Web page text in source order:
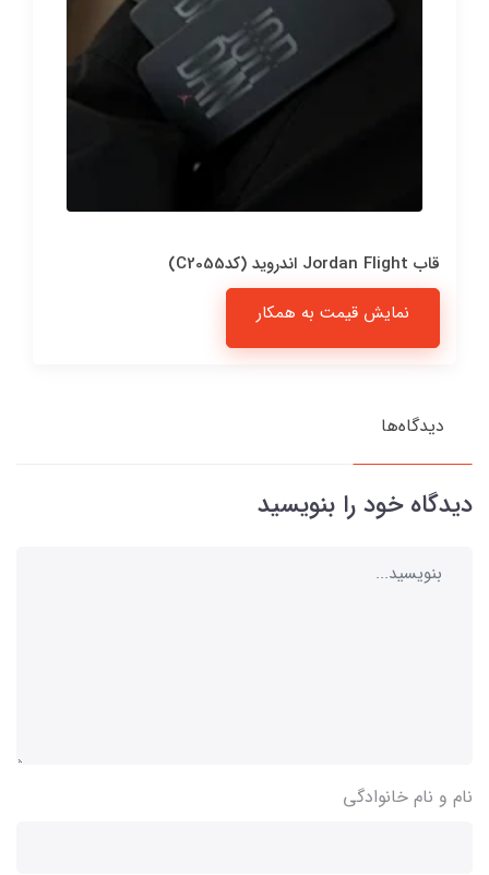
قاب Jordan Flight اندروید (کدC2055)
نمایش قیمت به همکار
دیدگاه‌ها
دیدگاه خود را بنویسید
نام و نام خانوادگی